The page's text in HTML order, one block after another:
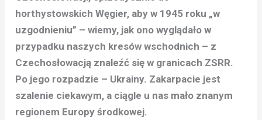
horthystowskich Węgier, aby w 1945 roku „w
uzgodnieniu” – wiemy, jak ono wyglądało w
przypadku naszych kresów wschodnich – z
Czechosłowacją znaleźć się w granicach ZSRR.
Po jego rozpadzie – Ukrainy. Zakarpacie jest
szalenie ciekawym, a ciągle u nas mało znanym
regionem Europy środkowej.